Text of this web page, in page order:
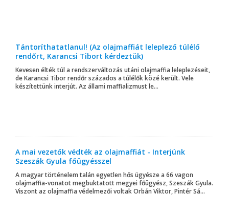
Tántoríthatatlanul! (Az olajmaffiát leleplező túlélő
rendőrt, Karancsi Tibort kérdeztük)
Kevesen élték túl a rendszerváltozás utáni olajmaffia leleplezéseit,
de Karancsi Tibor rendőr százados a túlélők közé került. Vele
készítettünk interjút. Az állami maffializmust le...
A mai vezetők védték az olajmaffiát - Interjúnk
Szeszák Gyula főügyésszel
A magyar történelem talán egyetlen hős ügyésze a 66 vagon
olajmaffia-vonatot megbuktatott megyei főügyész, Szeszák Gyula.
Viszont az olajmaffia védelmezői voltak Orbán Viktor, Pintér Sá...